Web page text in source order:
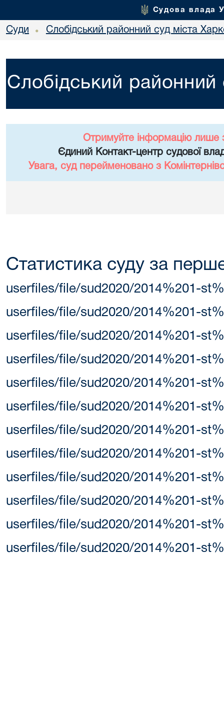
Судова влада
Суди • Слобідський районний суд міста
Слобідський районний
Отримуйте інформацію лише
Єдиний Контакт-центр судової
Увага, суд перейменовано з
Статистика суду за
userfiles/file/sud2020/2014%201-
userfiles/file/sud2020/2014%201-
userfiles/file/sud2020/2014%201-
userfiles/file/sud2020/2014%201-
userfiles/file/sud2020/2014%201-
userfiles/file/sud2020/2014%201-
userfiles/file/sud2020/2014%201-
userfiles/file/sud2020/2014%201-
userfiles/file/sud2020/2014%201-
userfiles/file/sud2020/2014%201-
userfiles/file/sud2020/2014%201-
userfiles/file/sud2020/2014%201-